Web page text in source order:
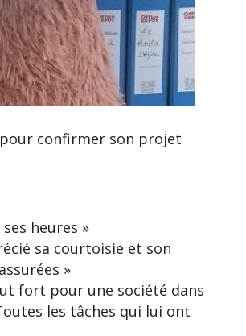
pour confirmer son projet
heures »
sa courtoisie et son
»
fort pour une société dans
les tâches qui lui ont